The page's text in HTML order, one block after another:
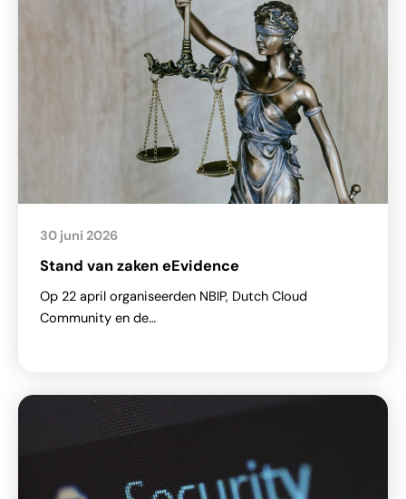
Stand van zaken eEvidence
30 juni 2026
Op 22 april organiseerden NBIP, Dutch Cloud
Community en de…